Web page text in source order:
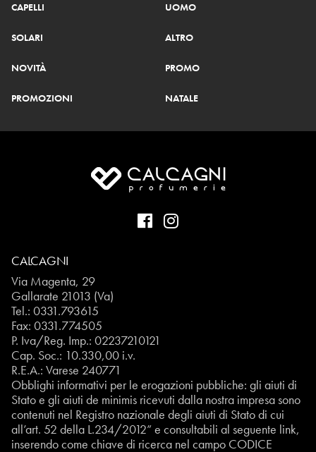
CAPELLI UOMO
SOLARI ALTRO
NOVITÀ PROMO
PROMOZIONI NATALE
CALCAGNI
Via Magenta, 29
Gallarate 21013 (Va)
Tel.: 0331.793615
Fax: 0331.774505
P. Iva/Reg. Imp.: 02237210121
Cap. Soc.: 10.330,00 i.v.
R.E.A.: Varese 240771
Obblighi informativi per le erogazioni pubbliche: gli aiuti di
Stato e gli aiuti de minimis ricevuti dalla nostra impresa sono
contenuti nel Registro nazionale degli aiuti di Stato di cui
all’art. 52 della L.234/2012” e consultabili al seguente link,
inserendo come chiave di ricerca nel campo CODICE